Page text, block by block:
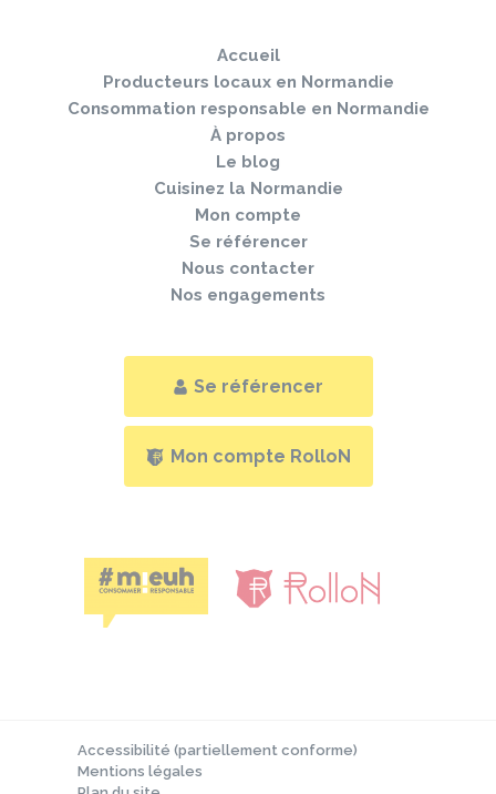
Accueil
Producteurs locaux en Normandie
Consommation responsable en Normandie
À propos
Le blog
Cuisinez la Normandie
Mon compte
Se référencer
Nous contacter
Nos engagements
Se référencer
Mon compte RolloN
Accessibilité (partiellement conforme)
Mentions légales